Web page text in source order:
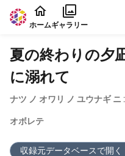
本文に飛ぶ
ホームギャラリー
夏の終わりの夕
に溺れて
ナツ ノ オワリ ノ ユウナギ
オボレテ
収録元データベースで開く